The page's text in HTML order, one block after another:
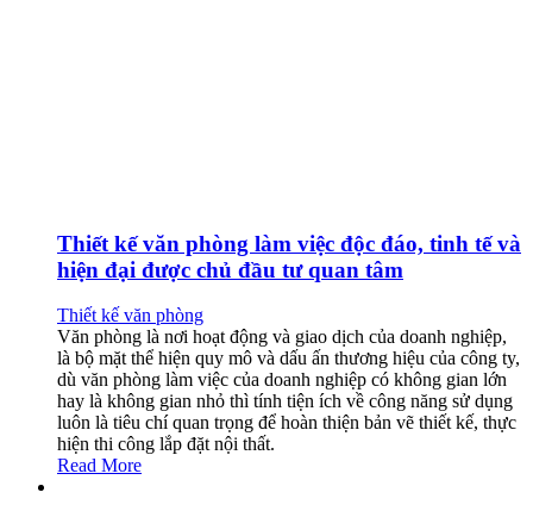
Thiết kế văn phòng làm việc độc đáo, tinh tế và
hiện đại được chủ đầu tư quan tâm
Thiết kế văn phòng
Văn phòng là nơi hoạt động và giao dịch của doanh nghiệp,
là bộ mặt thể hiện quy mô và dấu ấn thương hiệu của công ty,
dù văn phòng làm việc của doanh nghiệp có không gian lớn
hay là không gian nhỏ thì tính tiện ích về công năng sử dụng
luôn là tiêu chí quan trọng để hoàn thiện bản vẽ thiết kế, thực
hiện thi công lắp đặt nội thất.
Read More